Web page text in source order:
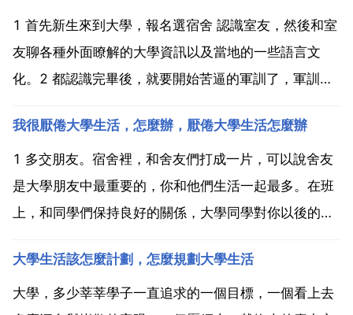
1 首先新生來到大學，報名選宿舍 認識室友，然後和室
友聊各種外面瞭解的大學資訊以及當地的一些語言文
化。2 都認識完畢後，就要開始苦逼的軍訓了，軍訓雖
別逃。逃了軍訓後面會損失的很多。許多少男少女的認
識也是軍訓。3 軍訓過後就是正式的大學生活了，大學
生活根...
我很厭倦大學生活，怎麼辦，厭倦大學生活怎麼辦
1 多交朋友。宿舍裡，和舍友們打成一片，可以說舍友
是大學朋友中最重要的，你和他們生活一起最多。在班
上，和同學們保持良好的關係，大學同學對你以後的事
人你的大學生活會更有趣。2 學習。我的觀點是，不要
把學習看的太重，注意自學一些自己感興趣的東西。學
大學生活該怎麼計劃，怎麼規劃大學生活
大學，多少莘莘學子一直追求的一個目標，一個看上去